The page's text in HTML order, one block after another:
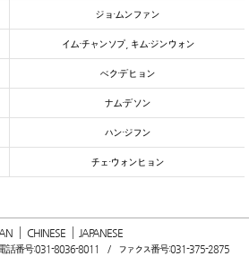
ジョ・ムンファン
イム・チャンソプ, キム・ジンウォン
ベク・デヒョン
ナム・デソン
ハン・ジフン
チェ・ウォンヒョン
CHINESE JAPANESE
話番号:031-8036-8011 / ファクス番号:031-375-2875